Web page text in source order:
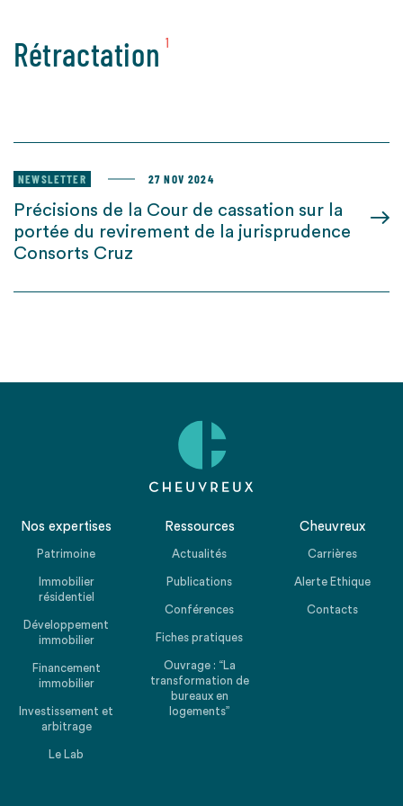
Rétractation 1
NEWSLETTER 27 NOV 2024
Précisions de la Cour de cassation sur la
portée du revirement de la jurisprudence
Consorts Cruz
Nos expertises
Patrimoine
Immobilier
résidentiel
Développement
immobilier
Financement
immobilier
Investissement et
arbitrage
Le Lab
Ressources
Actualités
Publications
Conférences
Fiches pratiques
Ouvrage : “La
transformation de
bureaux en
logements”
Cheuvreux
Carrières
Alerte Ethique
Contacts